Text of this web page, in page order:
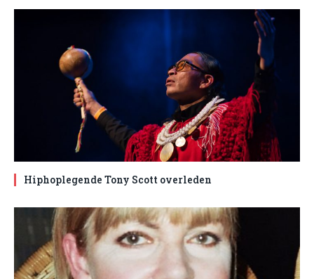
Hiphoplegende Tony Scott overleden